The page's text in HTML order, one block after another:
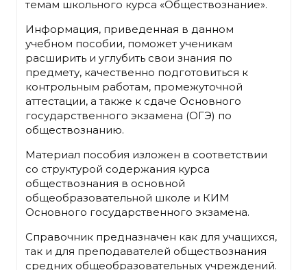
темам школьного курса «Обществознание».
Информация, приведенная в данном
учебном пособии, поможет ученикам
расширить и углубить свои знания по
предмету, качественно подготовиться к
контрольным работам, промежуточной
аттестации, а также к сдаче Основного
государственного экзамена (ОГЭ) по
обществознанию.
Материал пособия изложен в соответствии
со структурой содержания курса
обществознания в основной
общеобразовательной школе и КИМ
Основного государственного экзамена.
Справочник предназначен как для учащихся,
так и для преподавателей обществознания
средних общеобразовательных учреждений.